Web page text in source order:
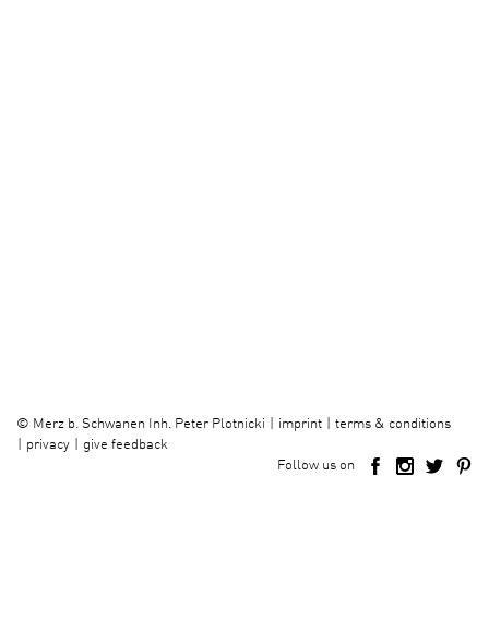
© Merz b. Schwanen Inh. Peter Plotnicki imprint
terms & conditions
privacy
give feedback
Follow us on